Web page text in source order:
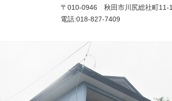
〒010-0946 秋田市
電話:018-827-7409